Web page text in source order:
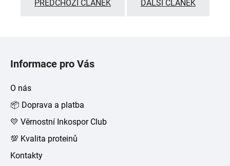
PŘEDCHOZÍ ČLÁNEK DALŠÍ ČLÁNEK
Informace pro Vás
O nás
📦 Doprava a platba
💛 Věrnostní Inkospor Club
💯 Kvalita proteinů
Kontakty